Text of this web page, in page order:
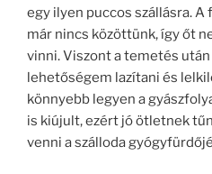
egy ilyen puccos szállásra.
már nincs közöttünk, így őt
vinni. Viszont a temetés
lehetőségem lazítani és
könnyebb legyen a
is kiújult, ezért jó ötletnek
venni a szálloda